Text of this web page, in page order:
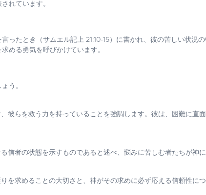
れています。
ったとき（サムエル記上 21:10-15）に書かれ、彼の苦しい状況
める勇気を呼びかけています。
う。
彼らを救う力を持っていることを強調します。彼は、困難に直
信者の状態を示すものであると述べ、悩みに苦しむ者たちが神
を求めることの大切さと、神がその求めに必ず応える信頼性に